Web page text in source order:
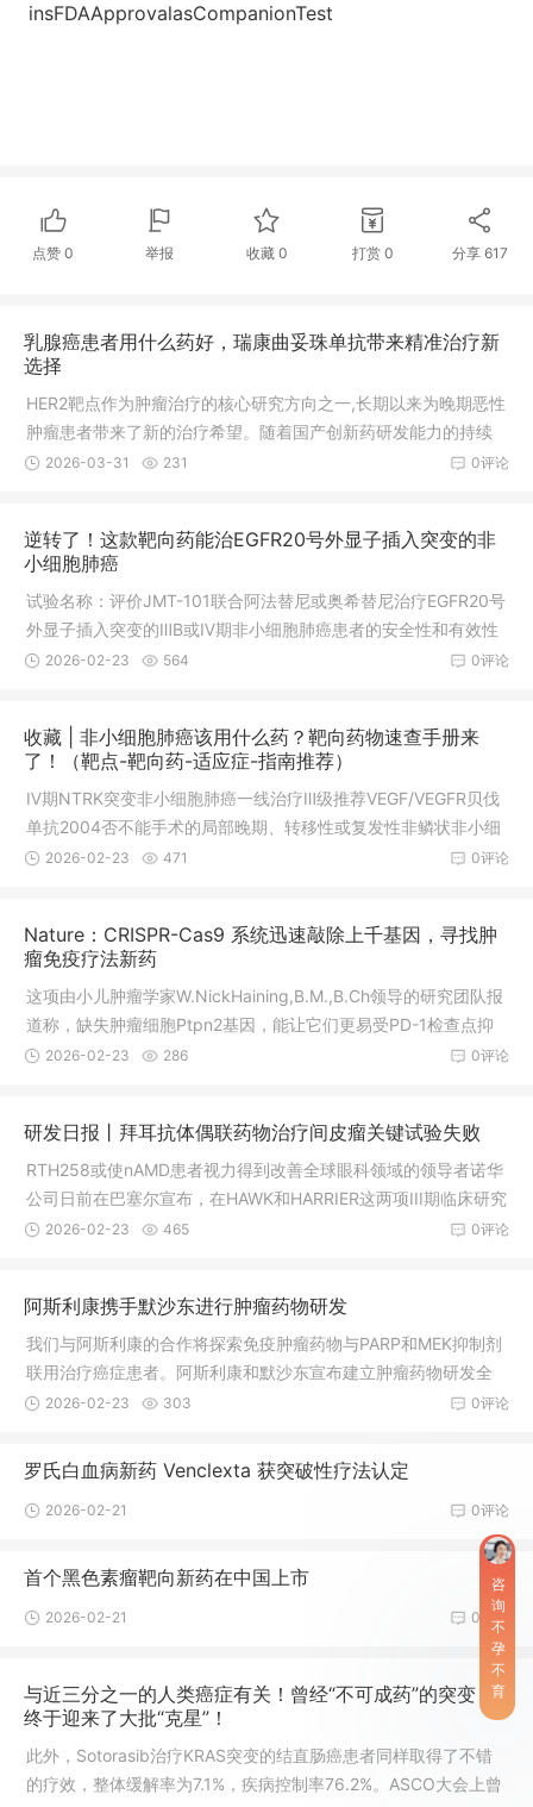
insFDAApprovalasCompanionTest
点赞0 举报 收藏 0 打赏0 分享 617
乳腺癌患者用什么药好，瑞康曲妥珠单抗带来精准治疗新
选择
HER2靶点作为肿瘤治疗的核心研究方向之一,长期以来为晚期恶性
肿瘤患者带来了新的治疗希望。随着国产创新药研发能力的持续
提升,针对该靶点的抗体偶联药物(ADC)不断实现突破,瑞康曲妥珠
客观反映了药品的实际应用价值。 2025年9月17日,据国家药品监
督管理局药品审评中心(CDE)显
0评论
2026-03-31 231
逆转了！这款靶向药能治EGFR20号外显子插入突变的非
小细胞肺癌
试验名称：评价JMT-101联合阿法替尼或奥希替尼治疗EGFR20号
外显子插入突变的ⅢB或Ⅳ期非小细胞肺癌患者的安全性和有效性
的Ⅰb期临床研究做过基因检测的非小细胞肺癌患者，请将报告发
0Ins靶向药物,EGFR20突变靶向药JMT-101临床试验招募进行中
绝大多数肺癌属于非小细胞肺癌，占85%左右，如果患者被诊断
为非小细胞肺癌，尤其是不吸烟的患者，我们推荐做基因检测。
患者只要基因检测证实存在
0评论
2026-02-23 564
收藏 | 非小细胞肺癌该用什么药？靶向药物速查手册来
了！（靶点-靶向药-适应症-指南推荐）
Ⅳ期NTRK突变非小细胞肺癌一线治疗Ⅲ级推荐VEGF/VEGFR贝伐
单抗2004否不能手术的局部晚期、转移性或复发性非鳞状非小细
胞肺癌VEGF/VEGFR雷莫芦单抗2014是转移性非小细胞肺癌抗癌
家可以根据自身疾病及治疗情况进行选择，或咨询医学部()获取指
导，在专业医学顾问的帮助下匹配合适的临床试验项目。Ⅳ期RO
S1突变非小细胞肺癌一线治疗Ⅰ级推荐，二线治疗寡进展或脑转移
患者Ⅰ级推荐BRAF达
0评论
2026-02-23 471
Nature：CRISPR-Cas9 系统迅速敲除上千基因，寻找肿
瘤免疫疗法新药
这项由小儿肿瘤学家W.NickHaining,B.M.,B.Ch领导的研究团队报
道称，缺失肿瘤细胞Ptpn2基因，能让它们更易受PD-1检查点抑
制剂影响。根据肿瘤细胞存活率，Manguso筛选出了对PD-1阻断
识别帮助癌细胞逃避免疫攻击的基因的遗传筛选系统。他用CRIS
PR-Cas9“分子剪刀”系统地敲除了黑色素瘤皮肤癌细胞中2368个
表达基因，从而鉴定哪些基因被删除后癌
0评论
2026-02-23 286
研发日报丨拜耳抗体偶联药物治疗间皮瘤关键试验失败
RTH258或使nAMD患者视力得到改善全球眼科领域的领导者诺华
公司日前在巴塞尔宣布，在HAWK和HARRIER这两项III期临床研究
中，RTH2586mg治疗方案达到主要终点和关键次要终点。Gilea
链转移抑制剂和emtricitabine/tenofoviralafenamide固定剂量组
合的有效性和安全性，用于治疗HIV-1感染的初治成人患者。Neur
oDerm是一家中
0评论
2026-02-23 465
阿斯利康携手默沙东进行肿瘤药物研发
我们与阿斯利康的合作将探索免疫肿瘤药物与PARP和MEK抑制剂
联用治疗癌症患者。阿斯利康和默沙东宣布建立肿瘤药物研发全
球占率伙伴关系，共同开发和市场化阿斯利康治疗多种癌症的药
阿斯利康治疗包括甲状腺癌在内的多种适应症的MEK选择性抑制
剂selumetinib药物。此外，两家公司会分别开发Lynparza与各自
的PD-L1药物（Imfinzi或Keytruda）联合治疗癌症的疗法。阿斯
0评论
2026-02-23 303
罗氏白血病新药 Venclexta 获突破性疗法认定
0评论
2026-02-21
首个黑色素瘤靶向新药在中国上市
0评论
2026-02-21
与近三分之一的人类癌症有关！曾经“不可成药”的突变，
终于迎来了大批“克星”！
此外，Sotorasib治疗KRAS突变的结直肠癌患者同样取得了不错
的疗效，整体缓解率为7.1%，疾病控制率76.2%。ASCO大会上曾
咨
询
不
孕
不
育